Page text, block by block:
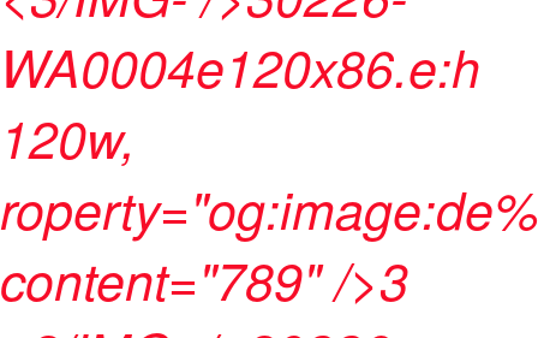
WA0004e120x86.e:h
120w,
content="789" />3